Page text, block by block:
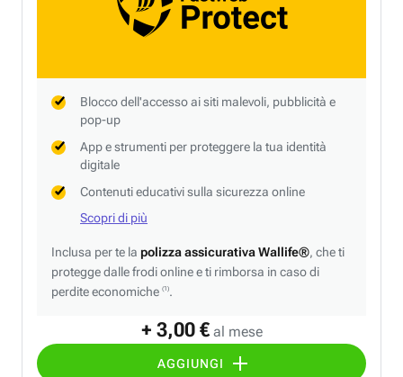
+ 3,00 € al mese
AGGIUNGI
Blocco dell'accesso ai siti malevoli, pubblicità e
pop-up
App e strumenti per proteggere la tua identità
digitale
Contenuti educativi sulla sicurezza online
Scopri di più
Inclusa per te la polizza assicurativa Wallife®, che ti
protegge dalle frodi online e ti rimborsa in caso di
perdite economiche (1).